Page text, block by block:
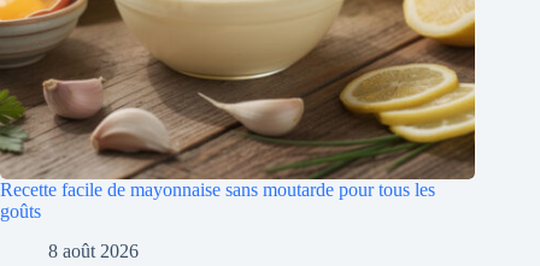
Recette facile de mayonnaise sans moutarde pour tous les
goûts
8 août 2026